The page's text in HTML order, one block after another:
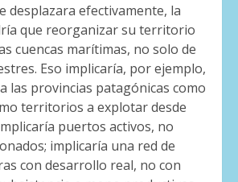
desplazara efectivamente, la
que reorganizar su territorio
cuencas marítimas, no solo de
Eso implicaría, por ejemplo,
las provincias patagónicas como
territorios a explotar desde
puertos activos, no
implicaría una red de
con desarrollo real, no con